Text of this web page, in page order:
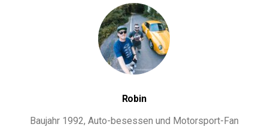
Robin
Baujahr 1992, Auto-besessen und Motorsport-Fan